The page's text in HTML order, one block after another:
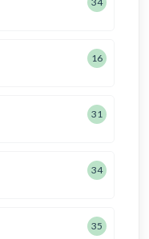
16
31
34
35